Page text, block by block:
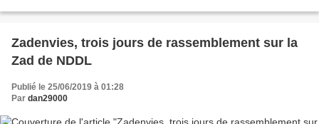
Zadenvies, trois jours de rassemblement sur la
Zad de NDDL
Publié le 25/06/2019 à 01:28
Par dan29000